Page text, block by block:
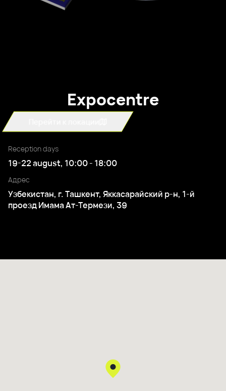
Expocentre
Reception days
19-22 august, 10:00 - 18:00
Адрес
Узбекистан, г. Ташкент, Яккасарайский р-н, 1-й
проезд Имама Ат-Термези, 39